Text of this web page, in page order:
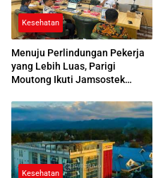
Kesehatan
Menuju Perlindungan Pekerja
yang Lebih Luas, Parigi
Moutong Ikuti Jamsostek
Kesehatan